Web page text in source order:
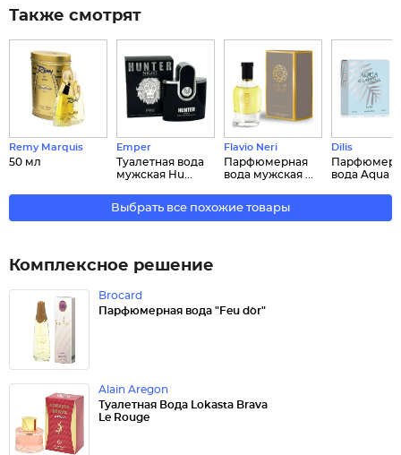
Также смотрят
Remy Marquis
50 мл
Emper
Туалетная вода
мужская Hu...
Flavio Neri
Парфюмерная
вода мужская ...
Dilis
вода Aqua
Выбрать все похожие товары
Комплексное решение
Brocard
Парфюмерная вода "Feu d`or"
Alain Aregon
Туалетная Вода Lokasta Brava
Le Rouge